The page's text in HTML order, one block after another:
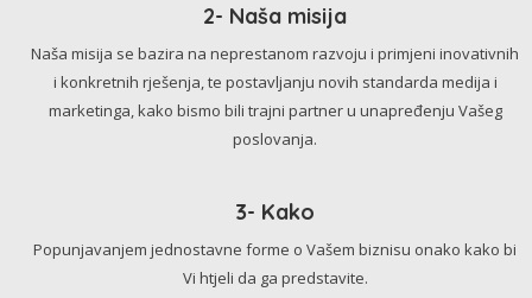
2- Naša misija
Naša misija se bazira na neprestanom razvoju i primjeni inovativnih
i konkretnih rješenja, te postavljanju novih standarda medija i
marketinga, kako bismo bili trajni partner u unapređenju Vašeg
poslovanja.
3- Kako
Popunjavanjem jednostavne forme o Vašem biznisu onako kako bi
Vi htjeli da ga predstavite.